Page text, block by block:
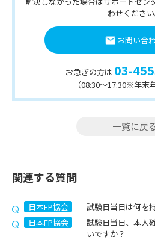
わせください
お問い合
お急ぎの方は 03-
（08:30〜17:30※年末
一覧に戻る
関連する質問
日本FP協会
試験日当日は何を
日本FP協会
試験日当日、本人
いですか？